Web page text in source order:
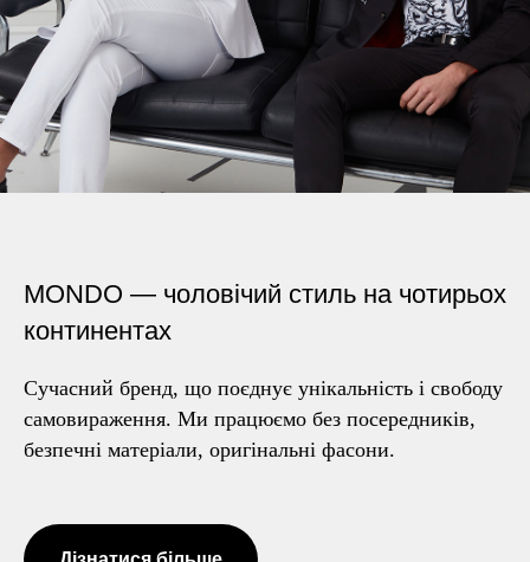
MONDO — чоловічий стиль на чотирьох
континентах
Сучасний бренд, що поєднує унікальність і свободу
самовираження. Ми працюємо без посередників,
безпечні матеріали, оригінальні фасони.